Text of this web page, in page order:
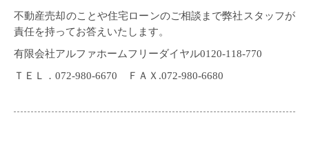
不動産売却のことや住宅ローンのご相談まで弊社スタッフが
責任を持ってお答えいたします。
有限会社アルファホームフリーダイヤル0120-118-770
ＴＥＬ．072-980-6670 ＦＡＸ.072-980-6680